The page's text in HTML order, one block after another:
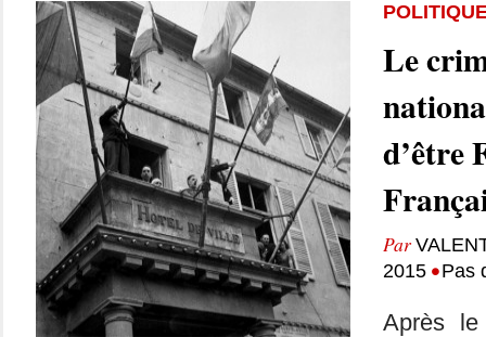
Le
d’être
Par
2015 •Pas
Après le